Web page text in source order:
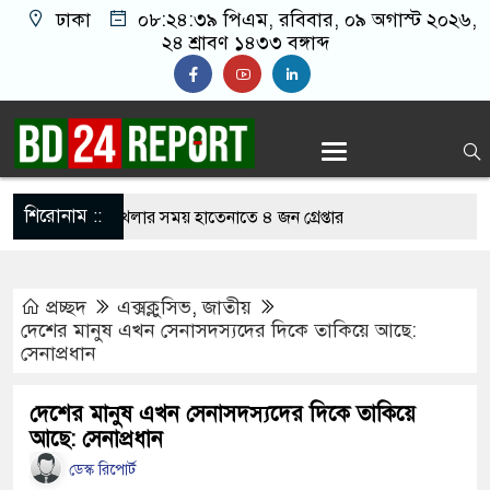
ঢাকা ০৮:২৪:৪০ পিএম, রবিবার, ০৯ অগাস্ট ২০২৬,
২৪ শ্রাবণ ১৪৩৩ বঙ্গাব্দ
শিরোনাম ::
জুয়া খেলার সময় হাতেনাতে ৪ জন গ্রেপ্তার
অসহায় মায়ের মাথার চুল বিক্রি
অমায়িক ব্যবহার পান, জানালেন নারী
প্রচ্ছদ এক্সক্লুসিভ,জাতীয়
দেশের মানুষ এখন সেনাসদস্যদের দিকে তাকিয়ে আছে:
সেনাপ্রধান
দেশের মানুষ এখন সেনাসদস্যদের দিকে তাকিয়ে
আছে: সেনাপ্রধান
ডেস্ক রিপোর্ট